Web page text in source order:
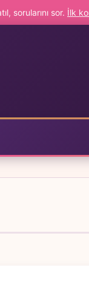
sorularını sor. İlk